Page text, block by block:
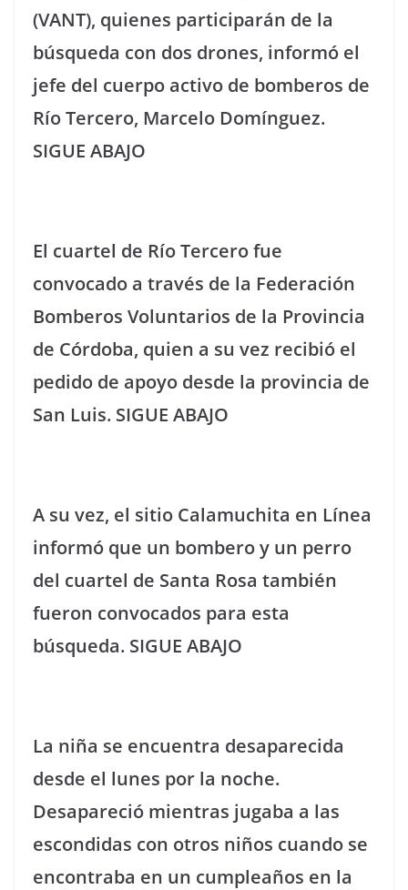
(VANT), quienes participarán de la
búsqueda con dos drones, informó el
jefe del cuerpo activo de bomberos de
Río Tercero, Marcelo Domínguez.
SIGUE ABAJO
El cuartel de Río Tercero fue
convocado a través de la Federación
Bomberos Voluntarios de la Provincia
de Córdoba, quien a su vez recibió el
pedido de apoyo desde la provincia de
San Luis. SIGUE ABAJO
A su vez, el sitio Calamuchita en Línea
informó que un bombero y un perro
del cuartel de Santa Rosa también
fueron convocados para esta
búsqueda. SIGUE ABAJO
La niña se encuentra desaparecida
desde el lunes por la noche.
Desapareció mientras jugaba a las
escondidas con otros niños cuando se
encontraba en un cumpleaños en la